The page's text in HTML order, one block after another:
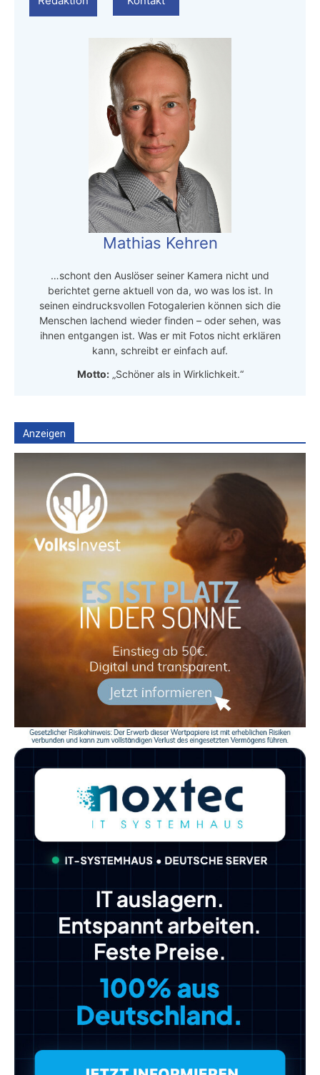
Mathias Kehren
…schont den Auslöser seiner Kamera nicht und
berichtet gerne aktuell von da, wo was los ist. In
seinen eindrucksvollen Fotogalerien können sich die
Menschen lachend wieder finden – oder sehen, was
ihnen entgangen ist. Was er mit Fotos nicht erklären
kann, schreibt er einfach auf.
Motto:„Schöner als in Wirklichkeit.“
Anzeigen